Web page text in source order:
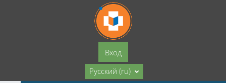
Перейти к основному содержанию
Вход
Русский ‎(ru)‎